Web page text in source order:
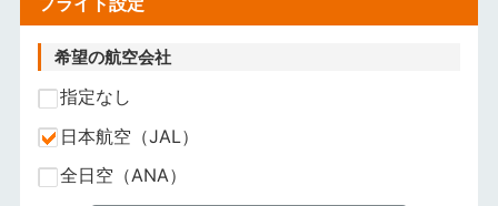
希望の航空会社
指定なし
日本航空（JAL）
全日空（ANA）